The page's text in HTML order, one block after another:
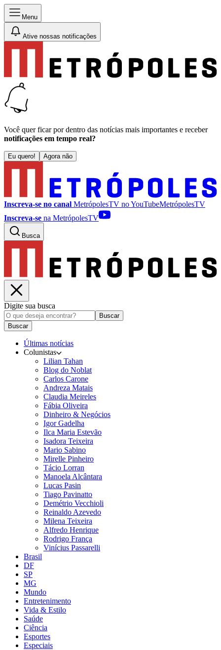
Menu
Ative nossas notificações
Você quer ficar por dentro das notícias mais importantes e receber
notificações em tempo real?
Eu quero! Agora não
Inscreva-se no canal MetrópolesTV noYouTubeMetrópolesTV
Inscreva-se na MetrópolesTV
Busca
Digite sua busca
Buscar
Buscar
Últimas notícias
Colunistas
Lilian Tahan
Blog do Noblat
Carlos Carone
Andreza Matais
Claudia Meireles
Fábia Oliveira
Dinheiro & Negócios
Igor Gadelha
Ilca Maria Estevão
Isadora Teixeira
Mario Sabino
Mirelle Pinheiro
Tácio Lorran
Manoela Alcântara
Lucas Pasin
Tiago Pavinatto
Demétrio Vecchioli
Reinaldo Azevedo
Milena Teixeira
Alfredo Henrique
Rodrigo França
Vinícius Passarelli
Brasil
DF
SP
MG
Mundo
Entretenimento
Vida & Estilo
Saúde
Ciência
Esportes
Especiais